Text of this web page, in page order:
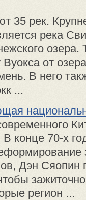
35 рек.
река
озера.
Вуокса от
В него
...
конце 70-х
Дэн Сяопин
регион ...